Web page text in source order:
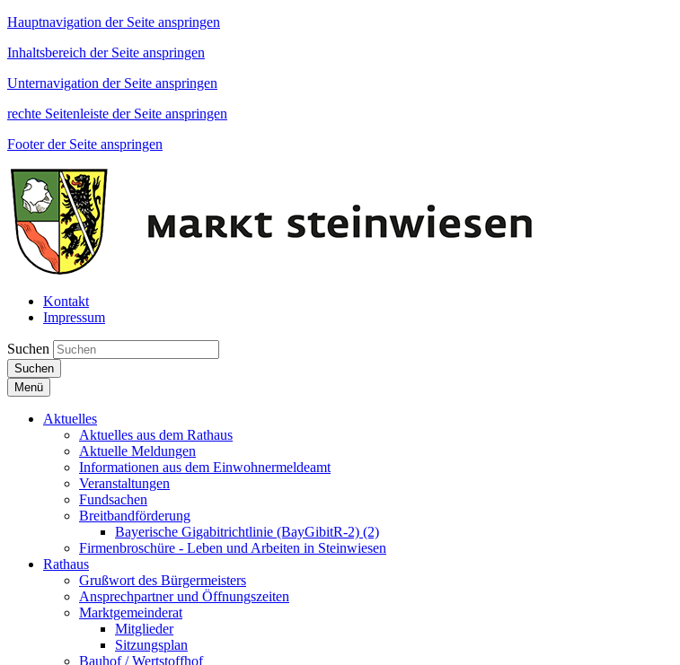
Hauptnavigation der Seite anspringen
Inhaltsbereich der Seite anspringen
Unternavigation der Seite anspringen
rechte Seitenleiste der Seite anspringen
Footer der Seite anspringen
Kontakt
Impressum
Suchen
Suchen
Menü
Aktuelles
Aktuelles aus dem Rathaus
Aktuelle Meldungen
Informationen aus dem Einwohnermeldeamt
Veranstaltungen
Fundsachen
Breitbandförderung
Bayerische Gigabitrichtlinie (BayGibitR-2) (2)
Firmenbroschüre - Leben und Arbeiten in Steinwiesen
Rathaus
Grußwort des Bürgermeisters
Ansprechpartner und Öffnungszeiten
Marktgemeinderat
Mitglieder
Sitzungsplan
Bauhof / Wertstoffhof